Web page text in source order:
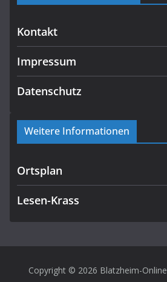
Kontakt
Impressum
Datenschutz
Weitere Informationen
Ortsplan
Lesen-Krass
Copyright © 2026 Blatzheim-Online